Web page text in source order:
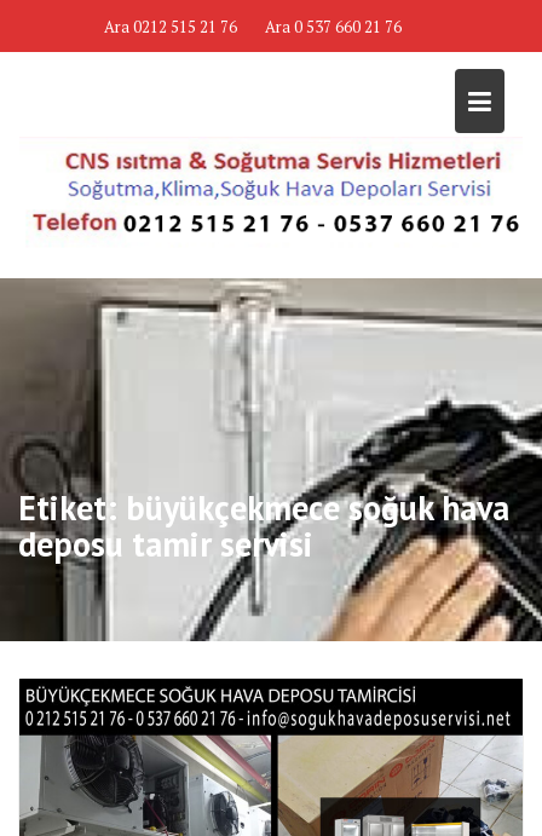
Ara 0212 515 21 76 Ara 0 537 660 21 76
Etiket: büyükçekmece soğuk hava
deposu tamir servisi